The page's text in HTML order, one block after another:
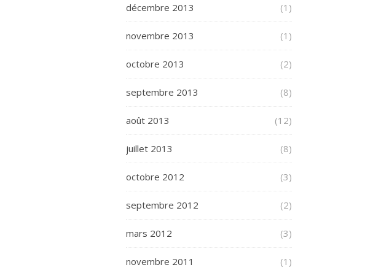
décembre 2013 (1)
novembre 2013 (1)
octobre 2013 (2)
septembre 2013 (8)
août 2013 (12)
juillet 2013 (8)
octobre 2012 (3)
septembre 2012 (2)
mars 2012 (3)
novembre 2011 (1)